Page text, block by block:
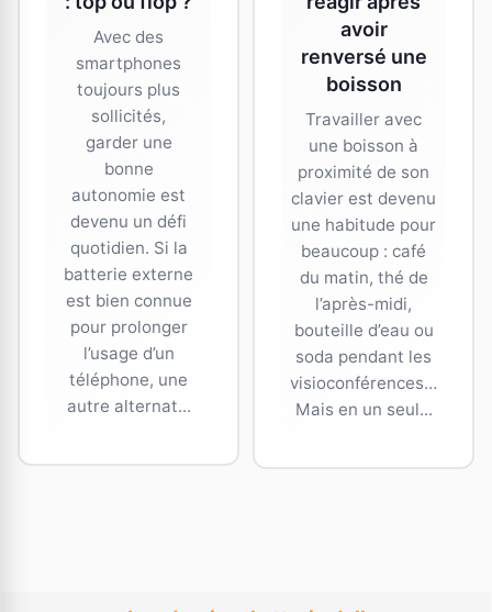
Avec des
smartphones
toujours plus
sollicités,
garder une
bonne
autonomie est
devenu un défi
quotidien. Si la
batterie externe
est bien connue
pour prolonger
l’usage d’un
téléphone, une
autre alternat...
avoir
renversé une
boisson
Travailler avec
une boisson à
proximité de son
clavier est devenu
une habitude pour
beaucoup : café
du matin, thé de
l’après-midi,
bouteille d’eau ou
soda pendant les
visioconférences…
Mais en un seul...